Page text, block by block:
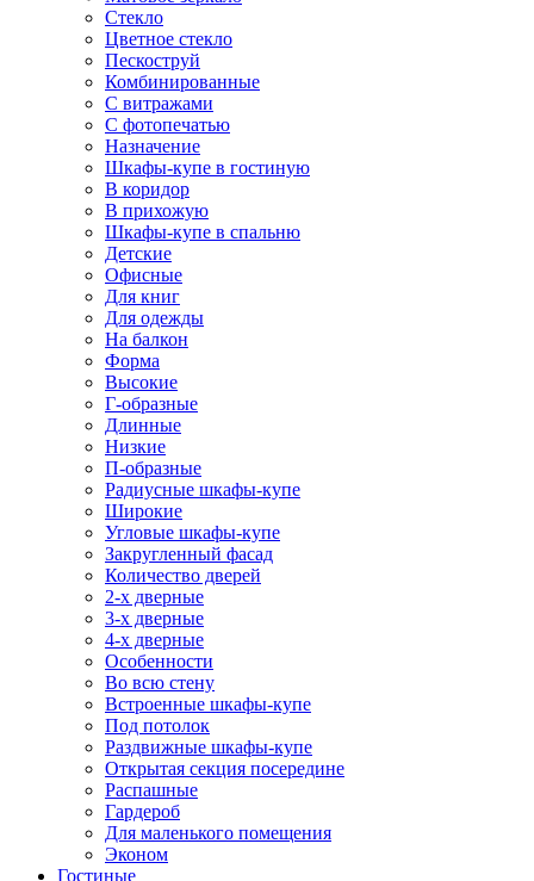
Стекло
Цветное стекло
Пескоструй
Комбинированные
С витражами
С фотопечатью
Назначение
Шкафы-купе в гостиную
В коридор
В прихожую
Шкафы-купе в спальню
Детские
Офисные
Для книг
Для одежды
На балкон
Форма
Высокие
Г-образные
Длинные
Низкие
П-образные
Радиусные шкафы-купе
Широкие
Угловые шкафы-купе
Закругленный фасад
Количество дверей
2-х дверные
3-х дверные
4-х дверные
Особенности
Во всю стену
Встроенные шкафы-купе
Под потолок
Раздвижные шкафы-купе
Открытая секция посередине
Распашные
Гардероб
Для маленького помещения
Эконом
Гостиные